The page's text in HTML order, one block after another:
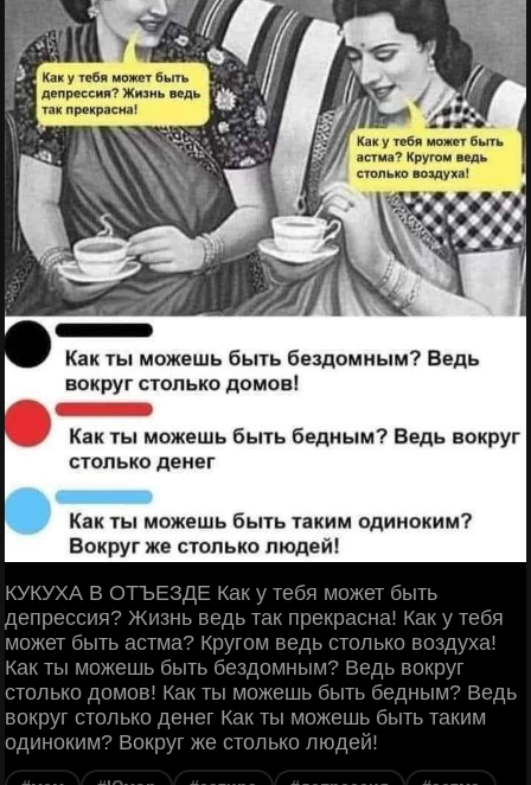
КУКУХА В ОТЪЕЗДЕ Как у тебя может быть
депрессия? Жизнь ведь так прекрасна! Как у тебя
может быть астма? Кругом ведь столько воздуха!
Как ты можешь быть бездомным? Ведь вокруг
столько домов! Как ты можешь быть бедным? Ведь
вокруг столько денег Как ты можешь быть таким
одиноким? Вокруг же столько людей!